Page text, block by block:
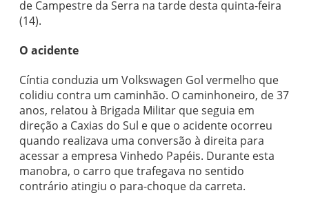
de Campestre da Serra na tarde desta quinta-feira
(14).
O acidente
Cíntia conduzia um Volkswagen Gol vermelho que
colidiu contra um caminhão. O caminhoneiro, de 37
anos, relatou à Brigada Militar que seguia em
direção a Caxias do Sul e que o acidente ocorreu
quando realizava uma conversão à direita para
acessar a empresa Vinhedo Papéis. Durante esta
manobra, o carro que trafegava no sentido
contrário atingiu o para-choque da carreta.